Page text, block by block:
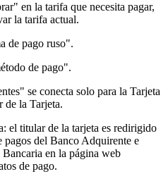
en la tarifa que necesita pagar,
la tarifa actual.
de pago ruso".
de pago".
se conecta solo para la Tarjeta
de la Tarjeta.
el titular de la tarjeta es redirigido
pagos del Banco Adquirente e
Bancaria en la página web
de pago.